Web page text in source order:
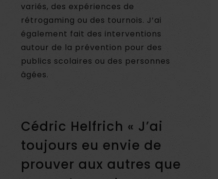
variés, des expériences de
rétrogaming ou des tournois. J’ai
également fait des interventions
autour de la prévention pour des
publics scolaires ou des personnes
âgées.
Cédric Helfrich « J’ai
toujours eu envie de
prouver aux autres que